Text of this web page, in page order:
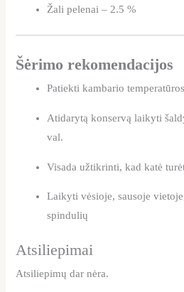
Žali pelenai – 2.5 %
Šėrimo rekomendacijos
Patiekti kambario temperatūros
Atidarytą konservą laikyti
val.
Visada užtikrinti, kad katė
Laikyti vėsioje, sausoje
spindulių
Atsiliepimai
Atsiliepimų dar nėra.